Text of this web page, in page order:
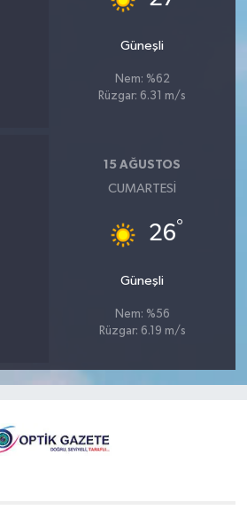
Güneşli
Nem: %62
Rüzgar: 6.31 m/s
15 AĞUSTOS
CUMARTESI
26°
Güneşli
Nem: %56
Rüzgar: 6.19 m/s